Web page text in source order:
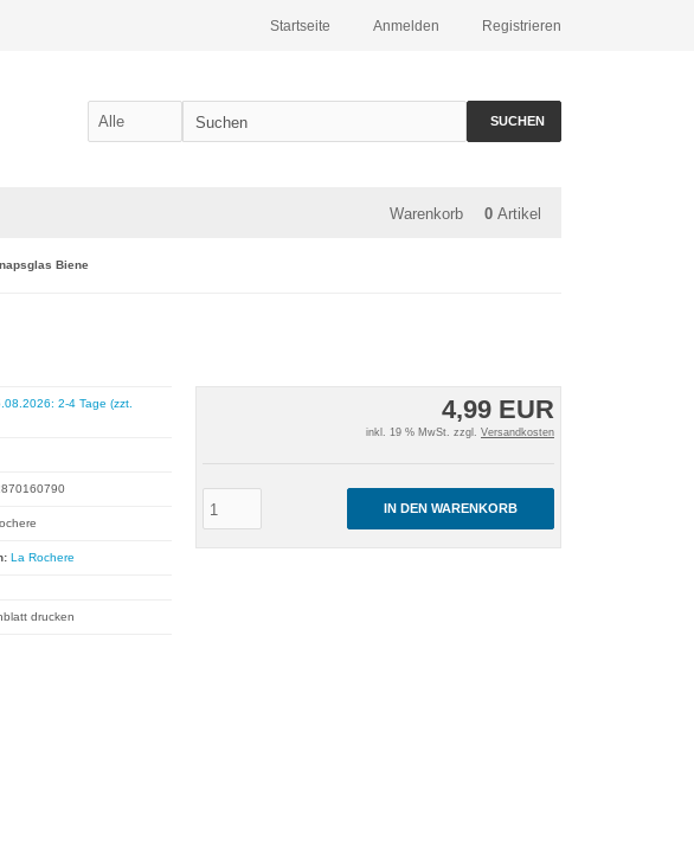
Registrieren
Anmelden
Startseite
SUCHEN
Warenkorb 0 Artikel
Biene
4,99 EUR
inkl. 19 % MwSt. zzgl. Versandkosten
IN DEN WARENKORB
2-4 Tage (zzt.
La Rochere
drucken